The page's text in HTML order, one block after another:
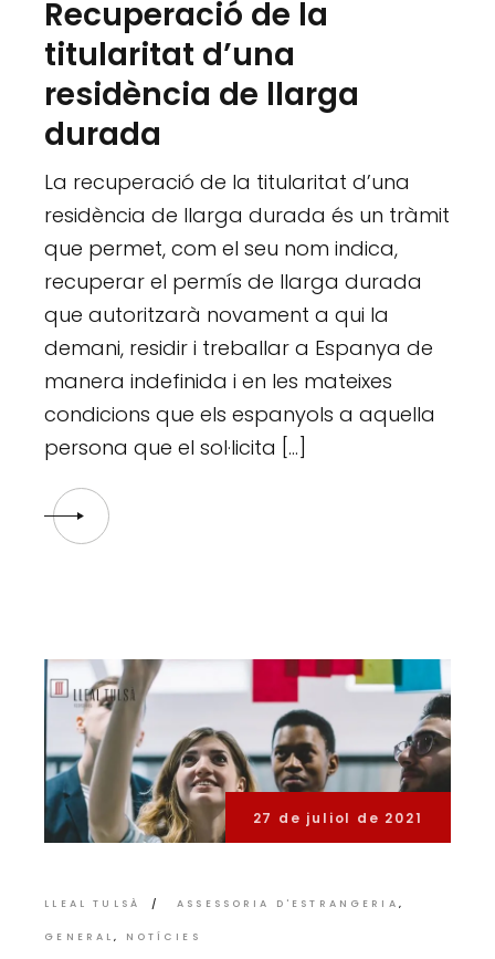
Recuperació de la
titularitat d’una
residència de llarga
durada
La recuperació de la titularitat d’una
residència de llarga durada és un tràmit
que permet, com el seu nom indica,
recuperar el permís de llarga durada
que autoritzarà novament a qui la
demani, residir i treballar a Espanya de
manera indefinida i en les mateixes
condicions que els espanyols a aquella
persona que el sol·licita […]
27 de juliol de 2021
LLEAL TULSÀ ASSESSORIA D'ESTRANGERIA
GENERAL NOTÍCIES